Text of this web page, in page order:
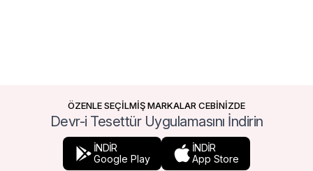
ÖZENLE SEÇİLMİŞ MARKALAR CEBİNİZDE
Devr-i Tesettür Uygulamasını İndirin
İNDİR
Google Play
İNDİR
App Store